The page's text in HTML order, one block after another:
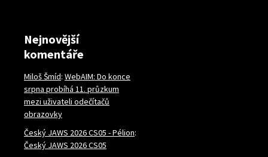
Nejnovější
komentáře
Miloš Šmíd: WebAIM: Do konce
srpna probíhá 11. průzkum
mezi uživateli odečítačů
obrazovky
Český JAWS 2026 CS05 - Pélion:
Český JAWS 2026 CS05